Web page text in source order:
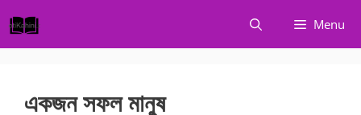
to
content
Menu
একজন সফল মানুষ